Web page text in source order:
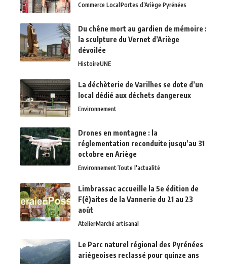
Commerce LocalPortes d’Ariège Pyrénées
Du chêne mort au gardien de mémoire :
la sculpture du Vernet d’Ariège
dévoilée
HistoireUNE
La déchèterie de Varilhes se dote d’un
local dédié aux déchets dangereux
Environnement
Drones en montagne : la
réglementation reconduite jusqu’au 31
octobre en Ariège
EnvironnementToute l'actualité
Limbrassac accueille la 5e édition de
F(ê)aites de la Vannerie du 21 au 23
août
AtelierMarché artisanal
Le Parc naturel régional des Pyrénées
ariégeoises reclassé pour quinze ans